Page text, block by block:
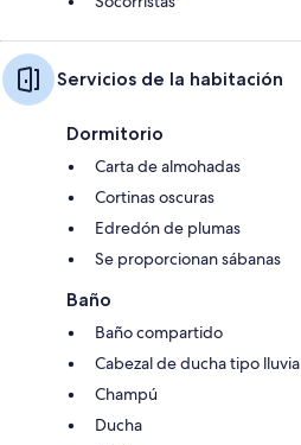
Servicios de la habitación
Dormitorio
Carta de almohadas
Cortinas oscuras
Edredón de plumas
Se proporcionan sábanas
Baño
Baño compartido
Cabezal de ducha tipo lluvia
Champú
Ducha